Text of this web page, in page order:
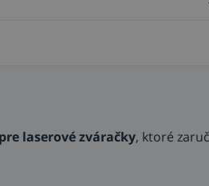
laserové zváračky, ktoré